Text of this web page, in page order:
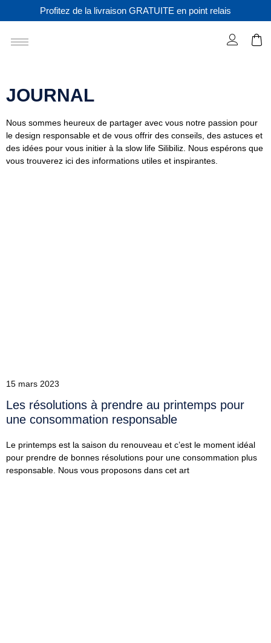
Profitez de la livraison GRATUITE en point relais
JOURNAL
Nous sommes heureux de partager avec vous notre passion pour
le design responsable et de vous offrir des conseils, des astuces et
des idées pour vous initier à la slow life Silibiliz. Nous espérons que
vous trouverez ici des informations utiles et inspirantes.
15 mars 2023
Les résolutions à prendre au printemps pour
une consommation responsable
Le printemps est la saison du renouveau et c’est le moment idéal
pour prendre de bonnes résolutions pour une consommation plus
responsable. Nous vous proposons dans cet art